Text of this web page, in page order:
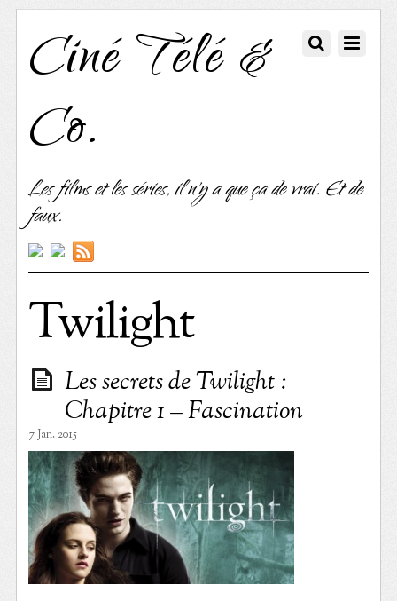
Ciné Télé &
Co.
Les films et les séries, il n'y a que ça de vrai. Et de
faux.
Twilight
Les secrets de Twilight :
Chapitre 1 – Fascination
7 Jan. 2015